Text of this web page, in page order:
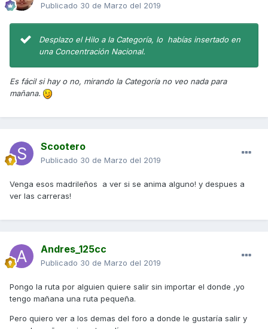
Publicado 30 de Marzo del 2019
Desplazo el Hilo a la Categoría, lo habías insertado en
una Concentración Nacional.
Es fácil si hay o no, mirando la Categoría no veo nada para
mañana.
Scootero
Publicado 30 de Marzo del 2019
Venga esos madrileños a ver si se anima alguno! y despues a
ver las carreras!
Andres_125cc
Publicado 30 de Marzo del 2019
Pongo la ruta por alguien quiere salir sin importar el donde ,yo
tengo mañana una ruta pequeña.
Pero quiero ver a los demas del foro a donde le gustaría salir y